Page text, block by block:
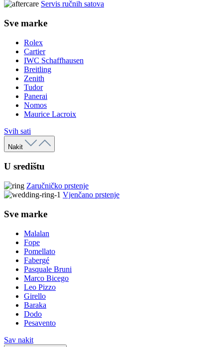
Servis ručnih satova
Sve marke
Rolex
Cartier
IWC Schaffhausen
Breitling
Zenith
Tudor
Panerai
Nomos
Maurice Lacroix
Svih sati
Nakit
U središtu
Zaručničko prstenje
Vjenčano prstenje
Sve marke
Malalan
Fope
Pomellato
Fabergé
Pasquale Bruni
Marco Bicego
Leo Pizzo
Girello
Baraka
Dodo
Pesavento
Sav nakit